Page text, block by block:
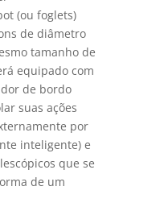
(ou foglets)
de diâmetro
tamanho de
equipado com
de bordo
suas ações
por
inteligente) e
que se
de um